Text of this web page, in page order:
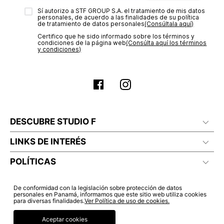
estado de tu compra puedes ingresar al menú de “Mi cuenta -
Mis Pedidos” en nuestra página webwww.studiofpanama.pa
Sí autorizo a STF GROUP S.A. el tratamiento de mis datos
personales, de acuerdo a las finalidades de su política
de tratamiento de datos personales‎(Consúltala aquí)
Certifico que he sido informado sobre los términos y
condiciones de la página web‎(Consúlta aquí los términos
y condiciones)
DESCUBRE STUDIO F
LINKS DE INTERÉS
POLÍTICAS
De conformidad con la legislación sobre protección de datos
personales en Panamá, informamos que este sitio web utiliza cookies
para diversas finalidades.Ver Política de uso de cookies.
Aceptar cookies